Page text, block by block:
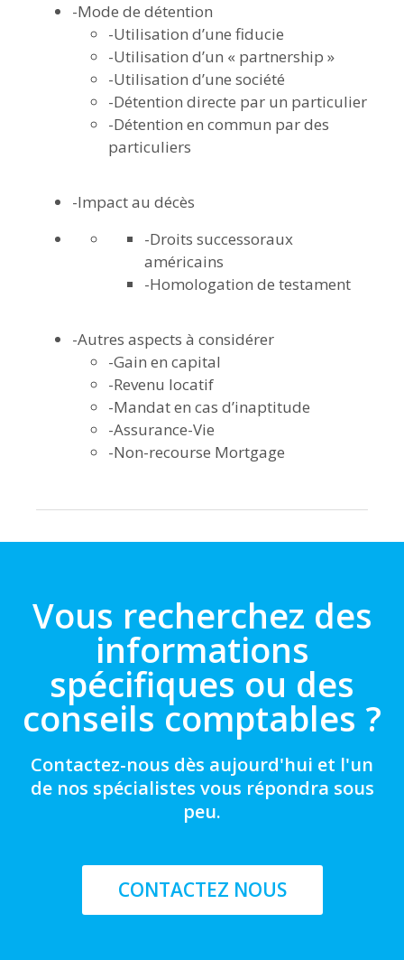
-Mode de détention
-Utilisation d’une fiducie
-Utilisation d’un « partnership »
-Utilisation d’une société
-Détention directe par un particulier
-Détention en commun par des
particuliers
-Impact au décès
-Droits successoraux
américains
-Homologation de testament
-Autres aspects à considérer
-Gain en capital
-Revenu locatif
-Mandat en cas d’inaptitude
-Assurance-Vie
-Non-recourse Mortgage
Vous recherchez des
informations
spécifiques ou des
conseils comptables ?
Contactez-nous dès aujourd'hui et l'un
de nos spécialistes vous répondra sous
peu.
CONTACTEZ NOUS